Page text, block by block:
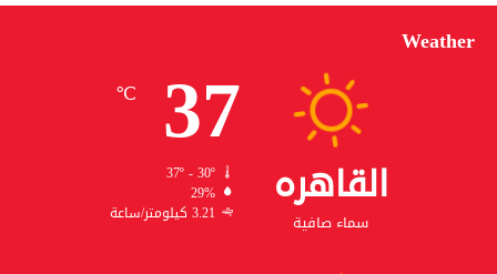
Weather
القاهره
سماء صافية
37
℃
37º - 30º
29%
3.21 كيلومتر/ساعة